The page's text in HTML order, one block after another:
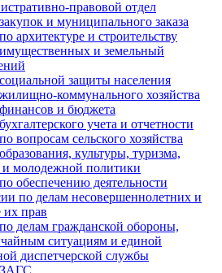
правовой отдел
и муниципального заказа
архитектуре и строительству
и земельный
защиты населения
коммунального хозяйства
и бюджета
учета и отчетности
вопросам сельского хозяйства
культуры, туризма,
и молодежной политики
обеспечению деятельности
по делам несовершеннолетних и
их прав
делам гражданской обороны,
ситуациям и единой
диспетчерской службы